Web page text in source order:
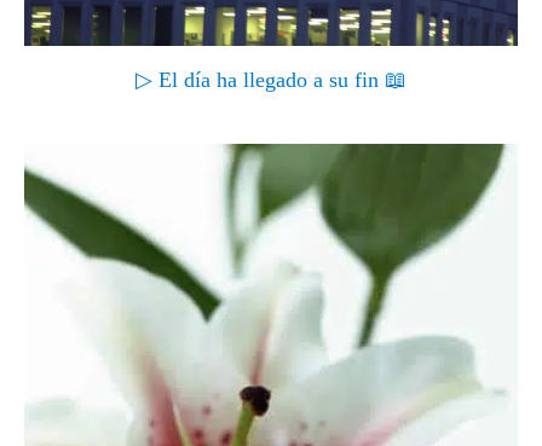
▷ El día ha llegado a su fin 📖